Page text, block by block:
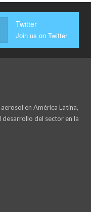
Twitter
Join us on Twitter
en América Latina,
del sector en la